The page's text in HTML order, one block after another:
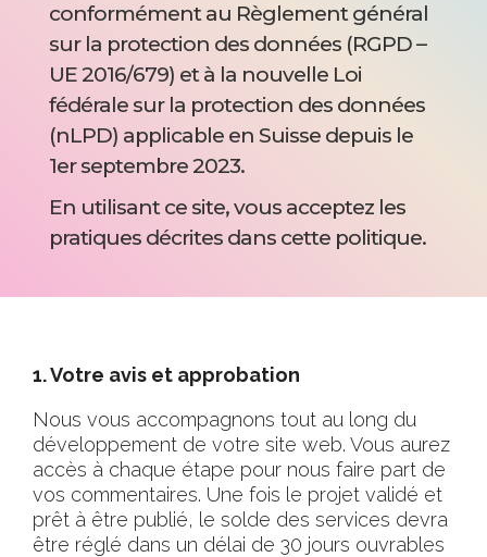
conformément au Règlement général
sur la protection des données (RGPD –
UE 2016/679) et à la nouvelle Loi
fédérale sur la protection des données
(nLPD) applicable en Suisse depuis le
1er septembre 2023.
En utilisant ce site, vous acceptez les
pratiques décrites dans cette politique.
1. Votre avis et approbation
Nous vous accompagnons tout au long du
développement de votre site web. Vous aurez
accès à chaque étape pour nous faire part de
vos commentaires. Une fois le projet validé et
prêt à être publié, le solde des services devra
être réglé dans un délai de 30 jours ouvrables